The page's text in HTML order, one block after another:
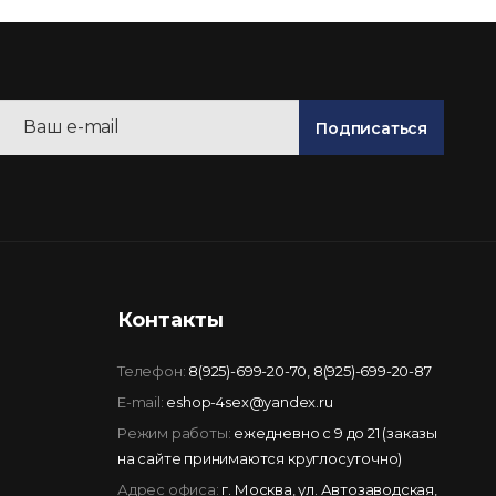
Подписаться
Контакты
Телефон: 8(925)-699-20-70 8(925)-699-20-87
E-mail: eshop-4sex@yandex.ru
Режим работы: ежедневно с 9 до 21 (заказы
на сайте принимаются круглосуточно)
Адрес офиса: г. Москва, ул. Автозаводская,